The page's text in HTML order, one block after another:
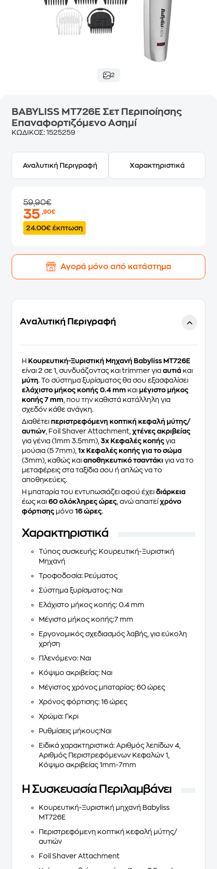
2
BABYLISS MT726E Σετ Περιποίησης
Επαναφορτιζόμενο Ασημί
ΚΩΔΙΚΟΣ: 1525259
Αναλυτική Περιγραφή Χαρακτηριστικά
59,90€
35,90€
24.00€ έκπτωση
Αγορά μόνο από κατάστημα
Αναλυτική Περιγραφή
Η Κουρευτική-Ξυριστική Μηχανή Babyliss MT726E
είναι 2 σε 1, συνδυάζοντας και trimmer για αυτιά και
μύτη. Το σύστημα ξυρίσματος θα σου εξασφαλίσει
ελάχιστο μήκος κοπής 0.4 mm και μέγιστο μήκος
κοπής 7 mm , που την καθιστά κατάλληλη για
σχεδόν κάθε ανάγκη.
Διαθέτει περιστρεφόμενη κοπτική κεφαλή μύτης/
αυτιών, Foil Shaver Attachment, χτένες ακριβείας
για γένια (1mm 3.5mm), 3x Κεφαλές κοπής για
μούσια (5 7mm), 1x Κεφαλές κοπής για το σώμα
(3mm), καθώς και αποθηκευτικό τσαντάκι για να το
μεταφέρεις στα ταξίδια σου ή απλώς να το
αποθηκεύεις.
Η μπαταρία του εντυπωσιάζει αφού έχει διάρκεια
έως και 60 ολόκληρες ώρες , ανώ απαιτεί χρόνο
φόρτισης μόνο 16 ώρες.
Χαρακτηριστικά
Τύπος συσκευής: Κουρευτική-Ξυριστική
Μηχανή
Τροφοδοσία: Ρεύματος
Σύστημα ξυρίσματος: Ναι
Ελάχιστο μήκος κοπής: 0.4 mm
Μέγιστο μήκος κοπής:7 mm
Εργονομικός σχεδιασμός λαβής , για εύκολη
χρήση
Πλενόμενο: Ναι
Κόψιμο ακριβείας: Ναι
Μέγιστος χρόνος μπαταρίας: 60 ώρες
Χρόνος φόρτισης: 16 ώρες
Χρώμα: Γκρι
Ρυθμίσεις μήκους:Ναι
Ειδικά χαρακτηριστικά: Αριθμός λεπίδων 4,
Αριθμός Περιστρεφόμενων Κεφαλών 1,
Κόψιμο ακριβείας 1mm-7mm
Η Συσκευασία Περιλαμβάνει
Κουρευτική-Ξυριστική μηχανή Babyliss
MT726E
Περιστρεφόμενη κοπτική κεφαλή μύτης/
αυτιών
Foil Shaver Attachment